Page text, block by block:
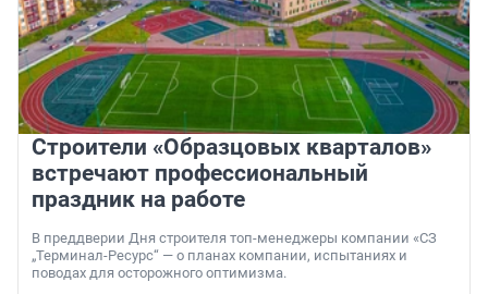
Строители «Образцовых кварталов»
встречают профессиональный
праздник на работе
В преддверии Дня строителя топ-менеджеры компании «СЗ
„Терминал-Ресурс“ — о планах компании, испытаниях и
поводах для осторожного оптимизма.